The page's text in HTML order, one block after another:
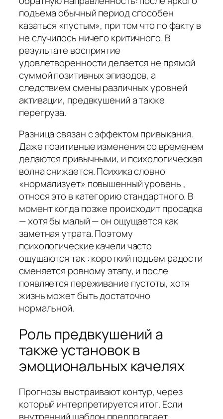
подъема обычный период способен
казаться «пустым», при том что по факту в
не случилось ничего критичного. В
результате восприятие
удовлетворенности делается не прямой
суммой позитивных эпизодов, а
следствием смены различных уровней
активации, предвкушений а также
перегруза.
Разница связан с эффектом привыкания.
Даже позитивные изменения со временем
делаются привычными, и психологическая
волна снижается. Психика словно
«нормализует» повышенный уровень ,
относя это в категорию стандартного. В
момент когда позже происходит просадка
— хотя бы малый — он ощущается как
заметная утрата. Поэтому
психологические качели часто
ощущаются так : короткий подъем радости
сменяется ровному этапу, и после
появляется переживание пустоты, хотя
жизнь может быть достаточно
нормальной.
Роль предвкушений а
также установок в
эмоциональных качелях
Прогнозы выстраивают контур, через
который интерпретируется итог. Если